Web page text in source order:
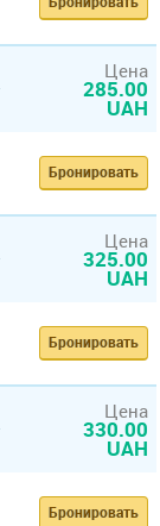
Цена
285.00
UAH
Бронировать
Цена
325.00
UAH
Бронировать
Цена
330.00
UAH
Бронировать